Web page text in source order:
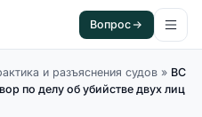
Вопрос
и разъяснения судов » ВС
по делу об убийстве двух лиц